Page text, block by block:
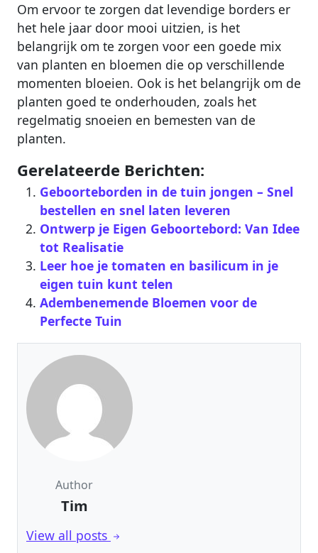
Om ervoor te zorgen dat levendige borders er
het hele jaar door mooi uitzien, is het
belangrijk om te zorgen voor een goede mix
van planten en bloemen die op verschillende
momenten bloeien. Ook is het belangrijk om de
planten goed te onderhouden, zoals het
regelmatig snoeien en bemesten van de
planten.
Gerelateerde Berichten:
Geboorteborden in de tuin jongen – Snel
bestellen en snel laten leveren
Ontwerp je Eigen Geboortebord: Van Idee
tot Realisatie
Leer hoe je tomaten en basilicum in je
eigen tuin kunt telen
Adembenemende Bloemen voor de
Perfecte Tuin
Author
Tim
View all posts